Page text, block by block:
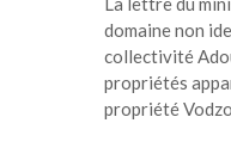
domaine non
collectivité
propriétés
propriété